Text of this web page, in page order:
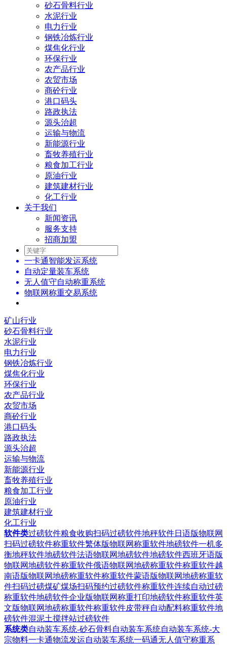
砂石骨料行业
水泥行业
电力行业
钢铁冶炼行业
煤焦化行业
环保行业
农产品行业
农贸市场
商砼行业
港口码头
路政执法
源头治超
运输与物流
新能源行业
畜牧养殖行业
粮食加工行业
原油行业
建筑建材行业
化工行业
关于我们
新闻资讯
服务支持
招商加盟
一卡通智能发运系统
自动定量装车系统
无人值守自动称重系统
物联网称重交易系统
矿山行业
砂石骨料行业
水泥行业
电力行业
钢铁冶炼行业
煤焦化行业
环保行业
农产品行业
农贸市场
商砼行业
港口码头
路政执法
源头治超
运输与物流
新能源行业
畜牧养殖行业
粮食加工行业
原油行业
建筑建材行业
化工行业
软件类过磅软件粮食收购扫码过磅软件地秤软件日语版物联网
扫码过磅软件称重软件繁体版物联网称重软件地磅软件一机多
衡地秤软件地磅软件法语物联网地磅软件地磅软件西班牙语版
物联网地磅软件称重软件俄语物联网地磅称重软件称重软件越
南语版物联网地磅称重软件称重软件蒙语版物联网地磅称重软
件扫码过磅煤矿煤场扫码预约过磅软件称重软件连续自动过磅
称重软件地磅软件企业版物联网称重打印地磅软件称重软件英
文版物联网地磅称重软件称重软件皮带秤自动配料称重软件地
磅软件混泥土搅拌站过磅软件
系统类自动装车系统-砂石骨料自动装车系统自动装车系统-大
宗物料一卡通物流发运自动装车系统一码通无人值守称重系